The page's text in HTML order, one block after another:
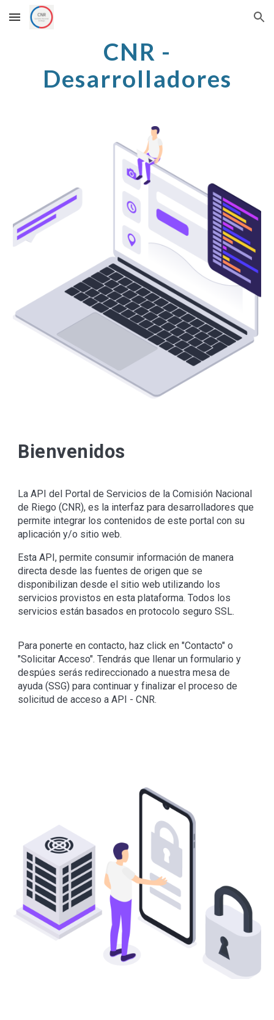
Skip to main content Skip to navigation
CNR -
Desarrolladores
Bienvenidos
La API del Portal de Servicios de la Comisión Nacional
de Riego (CNR), es la interfaz para desarrolladores que
permite integrar los contenidos de este portal con su
aplicación y/o sitio web.
Esta API, permite consumir información de manera
directa desde las fuentes de origen que se
disponibilizan desde el sitio web utilizando los
servicios provistos en esta plataforma. Todos los
servicios están basados en protocolo seguro SSL.
Para ponerte en contacto, haz click en "Contacto" o
"Solicitar Acceso". Tendrás que llenar un formulario y
despúes serás redireccionado a nuestra mesa de
ayuda (SSG) para continuar y finalizar el proceso de
solicitud de acceso a API - CNR.